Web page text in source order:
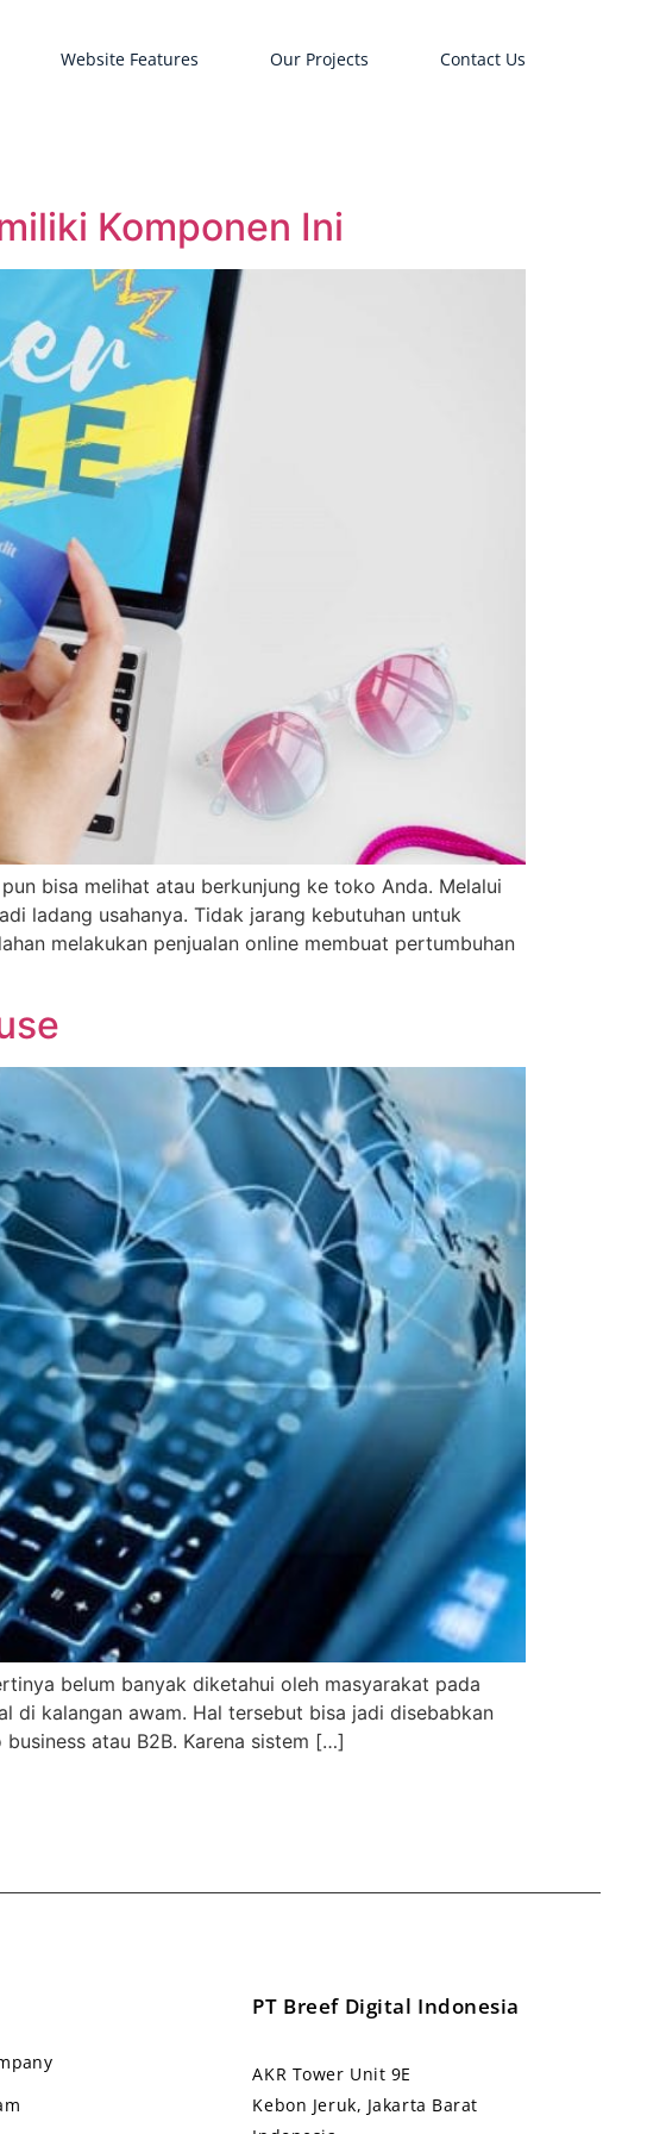
Website Features Our Projects Contact Us
Komponen Ini
bisa melihat atau berkunjung ke toko Anda. Melalui
ladang usahanya. Tidak jarang kebutuhan untuk
melakukan penjualan online membuat pertumbuhan
belum banyak diketahui oleh masyarakat pada
di kalangan awam. Hal tersebut bisa jadi disebabkan
atau B2B. Karena sistem […]
PT Breef Digital Indonesia
AKR Tower Unit 9E
Kebon Jeruk, Jakarta Barat